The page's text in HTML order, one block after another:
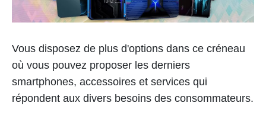
Vous disposez de plus d'options dans ce créneau
où vous pouvez proposer les derniers
smartphones, accessoires et services qui
répondent aux divers besoins des consommateurs.